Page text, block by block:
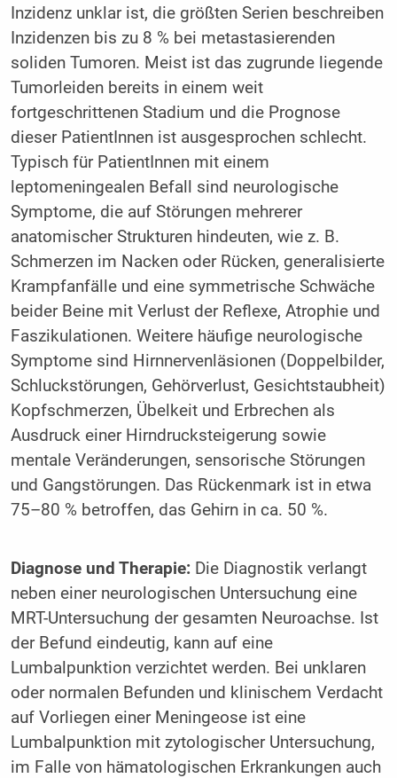
Inzidenz unklar ist, die größten Serien beschreiben
Inzidenzen bis zu 8 % bei metastasierenden
soliden Tumoren. Meist ist das zugrunde liegende
Tumorleiden bereits in einem weit
fortgeschrittenen Stadium und die Prognose
dieser PatientInnen ist ausgesprochen schlecht.
Typisch für PatientInnen mit einem
leptomeningealen Befall sind neurologische
Symptome, die auf Störungen mehrerer
anatomischer Strukturen hindeuten, wie z. B.
Schmerzen im Nacken oder Rücken, generalisierte
Krampfanfälle und eine symmetrische Schwäche
beider Beine mit Verlust der Reflexe, Atrophie und
Faszikulationen. Weitere häufige neurologische
Symptome sind Hirnnervenläsionen (Doppelbilder,
Schluckstörungen, Gehörverlust, Gesicht­staubheit)
Kopfschmerzen, Übelkeit und Erbrechen als
Ausdruck einer Hirndrucksteigerung sowie
mentale Veränderungen, sensorische Störungen
und Gangstörungen. Das Rücken­mark ist in etwa
75–80 % betroffen, das Gehirn in ca. 50 %.
Diagnose und Therapie:Die Diagnostik verlangt
neben einer neurologischen Untersuchung eine
MRT-Untersuchung der gesamten Neuroachse. Ist
der Befund eindeutig, kann auf eine
Lumbalpunktion verzichtet werden. Bei unklaren
oder normalen Befunden und klinischem Verdacht
auf Vorliegen einer Meningeose ist eine
Lumbalpunktion mit zytologischer Untersuchung,
im Falle von hämatologischen Erkrankungen auch